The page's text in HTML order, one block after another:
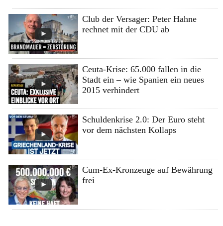
Club der Versager: Peter Hahne
rechnet mit der CDU ab
Ceuta-Krise: 65.000 fallen in die
Stadt ein – wie Spanien ein neues
2015 verhindert
Schuldenkrise 2.0: Der Euro steht
vor dem nächsten Kollaps
Cum-Ex-Kronzeuge auf Bewährung
frei